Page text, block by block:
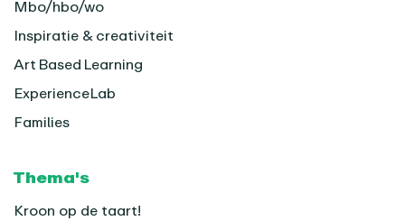
Mbo/hbo/wo
Inspiratie & creativiteit
Art Based Learning
ExperienceLab
Families
Thema's
Kroon op de taart!